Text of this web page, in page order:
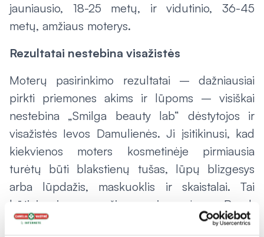
jauniausio, 18-25 metų, ir vidutinio, 36-45
metų, amžiaus moterys.
Rezultatai nestebina visažistės
Moterų pasirinkimo rezultatai – dažniausiai
pirkti priemones akims ir lūpoms – visiškai
nestebina „Smilga beauty lab“ dėstytojos ir
visažistės Ievos Damulienės. Ji įsitikinusi, kad
kiekvienos moters kosmetinėje pirmiausia
turėtų būti blakstienų tušas, lūpų blizgesys
arba lūpdažis, maskuoklis ir skaistalai. Tai
būtiniausios grožio priemonės. Pasak
visažistės, svarbiausia žinoti, kokiu tikslu